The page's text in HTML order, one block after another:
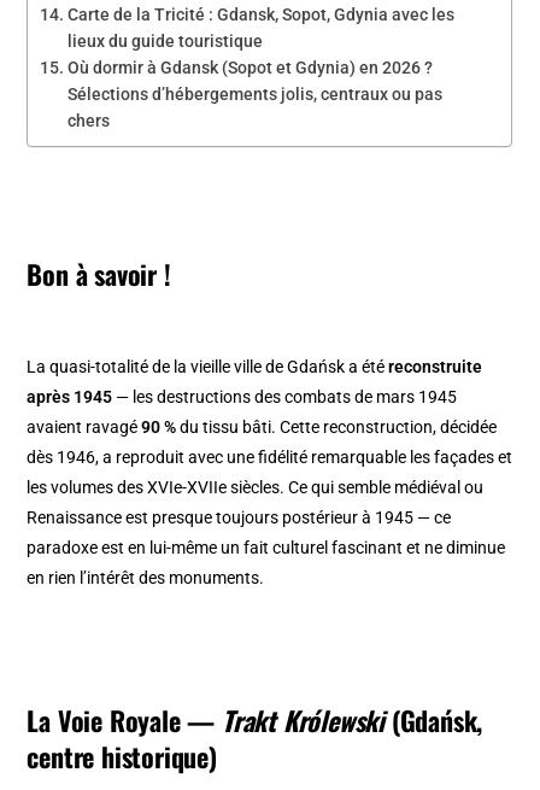
Carte de la Tricité : Gdansk, Sopot, Gdynia avec les
lieux du guide touristique
Où dormir à Gdansk (Sopot et Gdynia) en 2026 ?
Sélections d’hébergements jolis, centraux ou pas
chers
Bon à savoir !
La quasi-totalité de la vieille ville de Gdańsk a étéreconstruite
après 1945 — les destructions des combats de mars 1945
avaient ravagé90 %du tissu bâti. Cette reconstruction, décidée
dès 1946, a reproduit avec une fidélité remarquable les façades et
les volumes des XVIe-XVIIe siècles. Ce qui semble médiéval ou
Renaissance est presque toujours postérieur à 1945 — ce
paradoxe est en lui-même un fait culturel fascinant et ne diminue
en rien l’intérêt des monuments.
La Voie Royale — Trakt Królewski(Gdańsk,
centre historique)